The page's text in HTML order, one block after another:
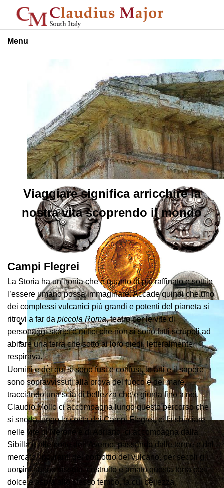
Menu
Viaggiare significa arricchire la
nostra vita scoprendo il mondo
Campi Flegrei
La Storia ha un’ironia che è quanto di più raffinato e sottile
l’essere umano possa immaginare. Accade quindi che uno
dei complessi vulcanici più grandi e potenti del pianeta si
ritrovi a far da piccola Roma, teatro per le vite di
personaggi storici e mitici che non si sono fatti scrupoli ad
abitare una terra che sotto ai loro piedi, letteralmente,
respirava.
Uomini e dèi qui si sono fusi e confusi, le arti e il sapere
sono sopravvissuti alla prova del fuoco e del mare,
tracciando una scia di bellezza che è giunta fino a noi.
Claudio Mollo ci accompagna lungo questo percorso che
si snoda lungo la costa dei Campi Flegrei, ci fa sbirciare
nelle vite di Nerone e di Adriano, ci accompagna dalla
Sibilla e alle porte dell’Averno, passando dalle terme e dal
mercato. Incuranti del borbottio del vulcano, per secoli gli
uomini hanno vissuto, costruito e amato questa terra così
dolce e aspra allo stesso tempo, la cui bellezza